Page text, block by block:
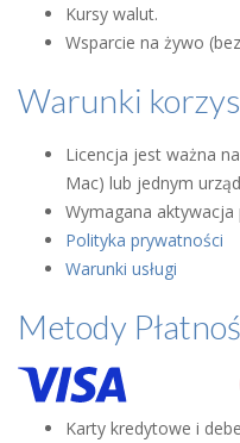
Kursy walut.
Wsparcie na żywo
Warunki
Licencja jest ważna
Mac) lub jednym
Wymagana aktywacja
Polityka prywatności
Warunki usługi
Metody
Karty kredytowe i